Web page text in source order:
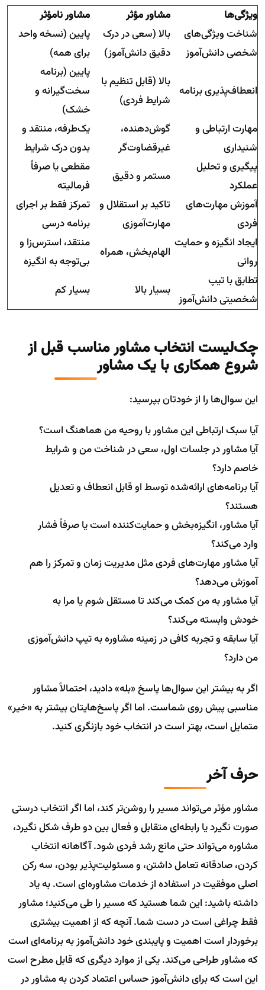
ویژگی‌ها مشاور مؤثر
مشاور نامؤثر
شناخت ویژگی‌های
شخصی دانش‌آموز
بالا (سعی در درک
دقیق دانش‌آموز)
پایین (نسخه واحد
برای همه)
انعطاف‌پذیری برنامه
بالا (قابل تنظیم با
شرایط فردی)
پایین (برنامه
سخت‌گیرانه و
خشک)
مهارت ارتباطی و
شنیداری
گوش‌دهنده،
غیرقضاوت‌گر
یک‌طرفه، منتقد و
بدون درک شرایط
پیگیری و تحلیل
عملکرد
مستمر و دقیق
مقطعی یا صرفاً
فرمالیته
آموزش مهارت‌های
فردی
تاکید بر استقلال و
مهارت‌آموزی
تمرکز فقط بر اجرای
برنامه درسی
ایجاد انگیزه و حمایت
روانی
الهام‌بخش، همراه
منتقد، استرس‌زا و
بی‌توجه به انگیزه
تطابق با تیپ
شخصیتی دانش‌آموز
بسیار بالا بسیار کم
چک‌لیست انتخاب مشاور مناسب قبل از
شروع همکاری با یک مشاور
این سوال‌ها را از خودتان بپرسید:
آیا سبک ارتباطی این مشاور با روحیه من هماهنگ است؟
آیا مشاور در جلسات اول، سعی در شناخت من و شرایط
خاصم دارد؟
آیا برنامه‌های ارائه‌شده توسط او قابل انعطاف و تعدیل
هستند؟
آیا مشاور، انگیزه‌بخش و حمایت‌کننده است یا صرفاً فشار
وارد می‌کند؟
آیا مشاور مهارت‌های فردی مثل مدیریت زمان و تمرکز را هم
آموزش می‌دهد؟
آیا مشاور به من کمک می‌کند تا مستقل شوم یا مرا به
خودش وابسته می‌کند؟
آیا سابقه و تجربه کافی در زمینه مشاوره به تیپ دانش‌آموزی
من دارد؟
اگر به بیشتر این سوال‌ها پاسخ «بله» دادید، احتمالاً مشاور
مناسبی پیش روی شماست. اما اگر پاسخ‌هایتان بیشتر به «خیر»
متمایل است، بهتر است در انتخاب خود بازنگری کنید.
حرف آخر
مشاور مؤثر می‌تواند مسیر را روشن‌تر کند، اما اگر انتخاب درستی
صورت نگیرد یا رابطه‌ای متقابل و فعال بین دو طرف شکل نگیرد،
مشاوره می‌تواند حتی مانع رشد فردی شود. آگاهانه انتخاب
کردن، صادقانه تعامل داشتن، و مسئولیت‌پذیر بودن، سه رکن
اصلی موفقیت در استفاده از خدمات مشاوره‌ای است. به یاد
داشته باشید: این شما هستید که مسیر را طی می‌کنید؛ مشاور
فقط چراغی است در دست شما. آنچه که از اهمیت بیشتری
برخوردار است اهمیت و پایبندی خود دانش‌آموز به برنامه‌ای است
که مشاور طراحی می‌کند. یکی از موارد دیگری که قابل مطرح است
این است که برای دانش‌آموز حساس اعتماد کردن به مشاور در